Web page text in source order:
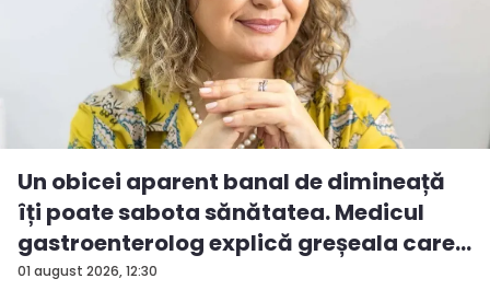
01 august 2026, 12:30
Un obicei aparent banal de dimineață
îți poate sabota sănătatea. Medicul
gastroenterolog explică greșeala care
...